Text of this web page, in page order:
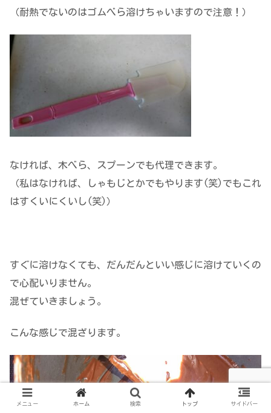
（耐熱でないのはゴムべら溶けちゃいますので注意！）
なければ、木べら、スプーンでも代理できます。
（私はなければ、しゃもじとかでもやります(笑)でもこれ
はすくいにくいし(笑)）
すぐに溶けなくても、だんだんといい感じに溶けていくの
で心配いりません。
混ぜていきましょう。
こんな感じで混ざります。
メニュー ホーム 検索 トップ サイドバー